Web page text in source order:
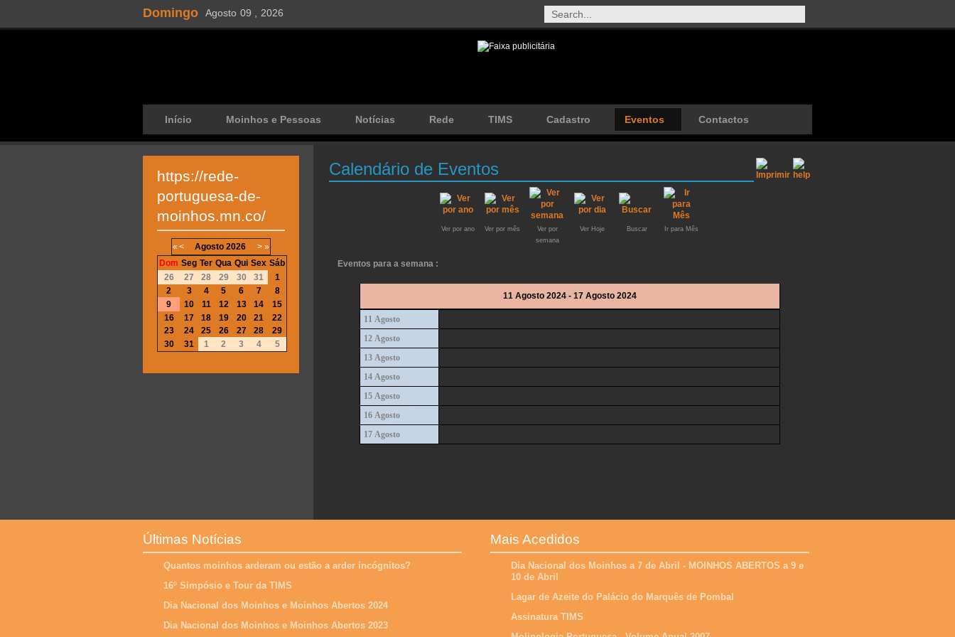
Domingo Agosto 09 , 2026
Início Moinhos e Pessoas Notícias Rede TIMS Cadastro Eventos Contactos
Calendário de Eventos
Ver por ano Ver por mês
Ver por
semana
Ver Hoje Buscar Ir para Mês
Eventos para a semana :
11 Agosto 2024 - 17 Agosto 2024
11 Agosto
12 Agosto
13 Agosto
14 Agosto
15 Agosto
16 Agosto
17 Agosto
https://rede-
portuguesa-de-
moinhos.mn.co/
« < Agosto 2026 > »
Dom Seg Ter Qua Qui Sex Sáb
26
27 28 29 30 31
1
2
3 4 5 6 7
8
9
10 11 12 13 14
15
16
17 18 19 20 21
22
23
24 25 26 27 28
29
30
31 1 2 3 4 5
Últimas Notícias
Quantos moinhos arderam ou estão a arder incógnitos?
16º Simpósio e Tour da TIMS
Dia Nacional dos Moinhos e Moinhos Abertos 2024
Dia Nacional dos Moinhos e Moinhos Abertos 2023
Mais Acedidos
Dia Nacional dos Moinhos a 7 de Abril - MOINHOS ABERTOS a 9 e
10 de Abril
Lagar de Azeite do Palácio do Marquês de Pombal
Assinatura TIMS